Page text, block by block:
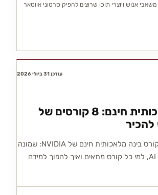
אנוש ויוצרי תוכן שרוצים להפיק סרטוני אווטאר
עודכן 31 ביולי 2026
קורס בינה מלאכותית חינם: 8 קורסים של
מדריך מעודכן לבחירת קורס בינה מלאכותית חינם של NVIDIA: שמונה
מסלולים ללימוד ותרגול AI, למי כל קורס מתאים ואיך להפוך למידה